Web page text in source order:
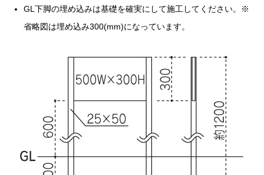
GL下脚の埋め込みは基礎を確実にして施工してください。※
省略図は埋め込み300(mm)になっています。